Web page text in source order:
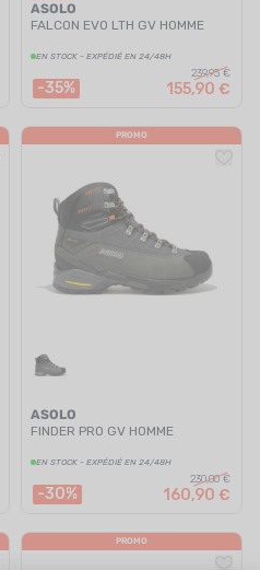
ASOLO
FALCON EVO LTH GV HOMME
EN STOCK - EXPÉDIÉ EN 24/48H
-35%
239,95 €
155,90 €
PROMO
ASOLO
FINDER PRO GV HOMME
EN STOCK - EXPÉDIÉ EN 24/48H
-30%
230,00 €
160,90 €
PROMO